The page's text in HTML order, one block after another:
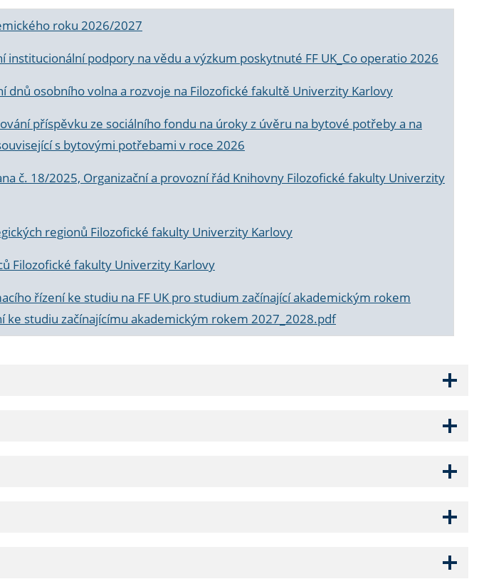
roku 2026/2027
institucionální podpory na vědu a výzkum poskytnuté FF UK_Co operatio 2026
dnů osobního volna a rozvoje na Filozofické fakultě Univerzity Karlovy
příspěvku ze sociálního fondu na úroky z úvěru na bytové potřeby a na
s bytovými potřebami v roce 2026
č. 18/2025, Organizační a provozní řád Knihovny Filozofické fakulty Univerzity
regionů Filozofické fakulty Univerzity Karlovy
Filozofické fakulty Univerzity Karlovy
řízení ke studiu na FF UK pro studium začínající akademickým rokem
ke studiu začínajícímu akademickým rokem 2027_2028.pdf